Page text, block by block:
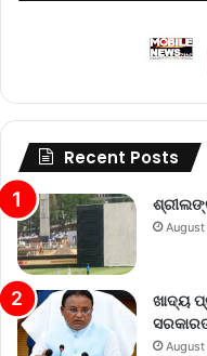
Recent Posts
ଖାଦ୍ୟ